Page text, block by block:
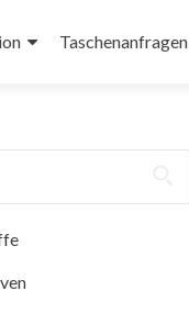
Taschenanfragen